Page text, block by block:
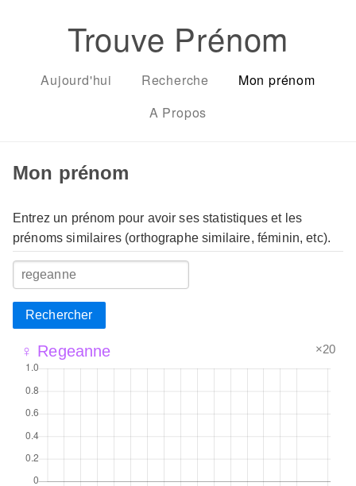
Trouve Prénom
Aujourd'hui Recherche
Mon prénom
A Propos
Mon prénom
Entrez un prénom pour avoir ses statistiques et les
prénoms similaires (orthographe similaire, féminin, etc).
Rechercher
♀ Regeanne ×20